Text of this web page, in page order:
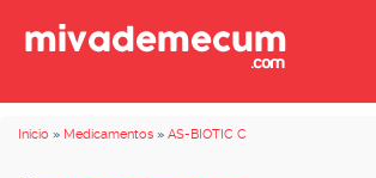
Inicio » Medicamentos » AS-BIOTIC C